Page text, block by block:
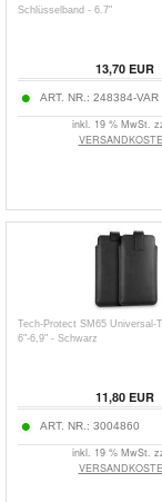
Schlüsselband - 6.7"
13,70EUR
ART. NR.: 248384-VAR
inkl. 19 % MwSt.
Tech-Protect SM65 Universal-
6"-6,9" - Schwarz
11,80EUR
ART. NR.: 3004860
inkl. 19 % MwSt.